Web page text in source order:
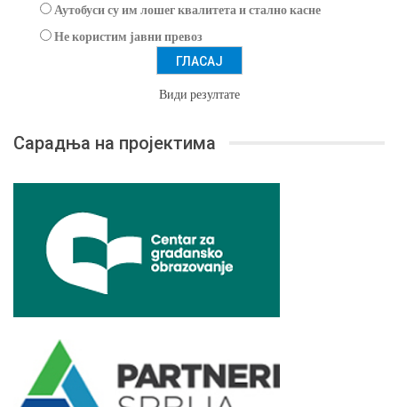
Аутобуси су им лошег квалитета и стално касне
Не користим јавни превоз
Види резултате
Сарадња на пројектима